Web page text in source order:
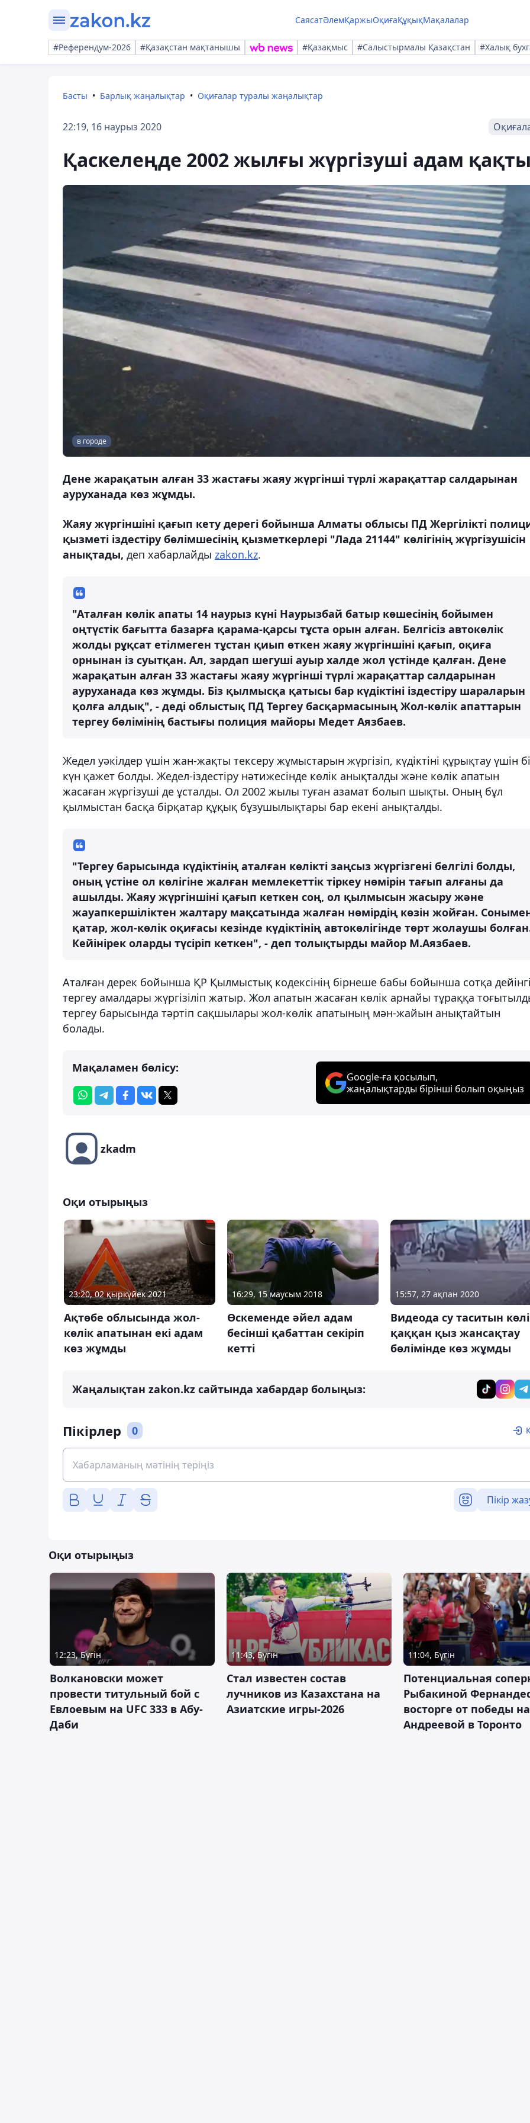
СаясатӘлемҚаржыОқиғаҚұқықМақалалар
#Референдум-2026 #Қазақстан мақтанышы #Қазақмыс #Салыстырмалы Қазақстан #Халық
Басты Барлық жаңалықтар Оқиғалар туралы жаңалықтар
22:19, 16 наурыз 2020
Қаскелеңде 2002 жылғы жүргізуші адам
в городе
Дене жарақатын алған 33 жастағы жаяу жүргінші түрлі жарақаттар салдарынан
ауруханада көз жұмды.
Жаяу жүргіншіні қағып кету дерегі бойынша Алматы облысы ПД Жергілікті
қызметі іздестіру бөлімшесінің қызметкерлері "Лада 21144" көлігінің жүргізушісін
анықтады, деп хабарлайды zakon.kz.
"Аталған көлік апаты 14 наурыз күні Наурызбай батыр көшесінің бойымен
оңтүстік бағытта базарға қарама-қарсы тұста орын алған. Белгісіз автокөлік
жолды рұқсат етілмеген тұстан қиып өткен жаяу жүргіншіні қағып, оқиға
орнынан із суытқан. Ал, зардап шегуші ауыр халде жол үстінде қалған. Дене
жарақатын алған 33 жастағы жаяу жүргінші түрлі жарақаттар салдарынан
ауруханада көз жұмды. Біз қылмысқа қатысы бар күдіктіні іздестіру шараларын
қолға алдық", - деді облыстық ПД Тергеу басқармасының Жол-көлік апаттарын
тергеу бөлімінің бастығы полиция майоры Медет Аязбаев.
Жедел уәкілдер үшін жан-жақты тексеру жұмыстарын жүргізіп, күдіктіні құрықтау үшін
күн қажет болды. Жедел-іздестіру нәтижесінде көлік анықталды және көлік апатын
жасаған жүргізуші де ұсталды. Ол 2002 жылы туған азамат болып шықты. Оның бұл
қылмыстан басқа бірқатар құқық бұзушылықтары бар екені анықталды.
"Тергеу барысында күдіктінің аталған көлікті заңсыз жүргізгені белгілі болды,
оның үстіне ол көлігіне жалған мемлекеттік тіркеу нөмірін тағып алғаны да
ашылды. Жаяу жүргіншіні қағып кеткен соң, ол қылмысын жасыру және
жауапкершіліктен жалтару мақсатында жалған нөмірдің көзін жойған.
қатар, жол-көлік оқиғасы кезінде күдіктінің автокөлігінде төрт жолаушы
Кейінірек оларды түсіріп кеткен", - деп толықтырды майор М.Аязбаев.
Аталған дерек бойынша ҚР Қылмыстық кодексінің бірнеше бабы бойынша сотқа
тергеу амалдары жүргізіліп жатыр. Жол апатын жасаған көлік арнайы тұраққа
тергеу барысында тәртіп сақшылары жол-көлік апатының мән-жайын анықтайтын
болады.
Мақаламен бөлісу:
Google-ға қосылып,
жаңалықтарды бірінші болып оқыңыз
zkadm
Оқи отырыңыз
23:20, 02 қыркүйек 2021
Ақтөбе облысында жол-
көлік апатынан екі адам
көз жұмды
16:29, 15 маусым 2018
Өскеменде әйел адам
бесінші қабаттан секіріп
кетті
15:57, 27 ақпан 2020
Видеода су таситын
қаққан қыз жансақтау
бөлімінде көз жұмды
Жаңалықтан zakon.kz сайтында хабардар болыңыз:
Пікірлер 0
Пікір
Оқи отырыңыз
12:23, Бүгін
Волкановски может
провести титульный бой с
Евлоевым на UFC 333 в Абу-
Даби
11:43, Бүгін
Стал известен состав
лучников из Казахстана на
Азиатские игры-2026
11:04, Бүгін
Потенциальная
Рыбакиной
восторге от победы
Андреевой в Торонто